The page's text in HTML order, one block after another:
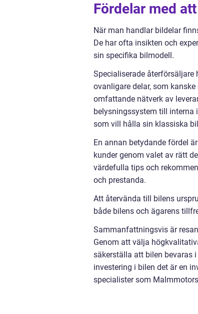
Fördelar med
När man handlar bildelar
De har ofta insikten och
sin specifika bilmodell.
Specialiserade återförsäljare
ovanligare delar, som
omfattande nätverk av
belysningssystem till interna
som vill hålla sin klassiska
En annan betydande fördel
kunder genom valet av rätt
värdefulla tips och
och prestanda.
Att återvända till bilens
både bilens och ägarens
Sammanfattningsvis är
Genom att välja
säkerställa att bilen bevaras
investering i bilen det är en
specialister som